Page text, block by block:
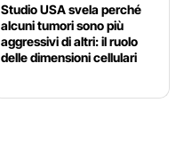
Studio USA svela perché
alcuni tumori sono più
aggressivi di altri: il ruolo
delle dimensioni cellulari